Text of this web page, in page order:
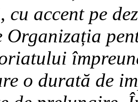
cu accent pe
Organizația
o durată de